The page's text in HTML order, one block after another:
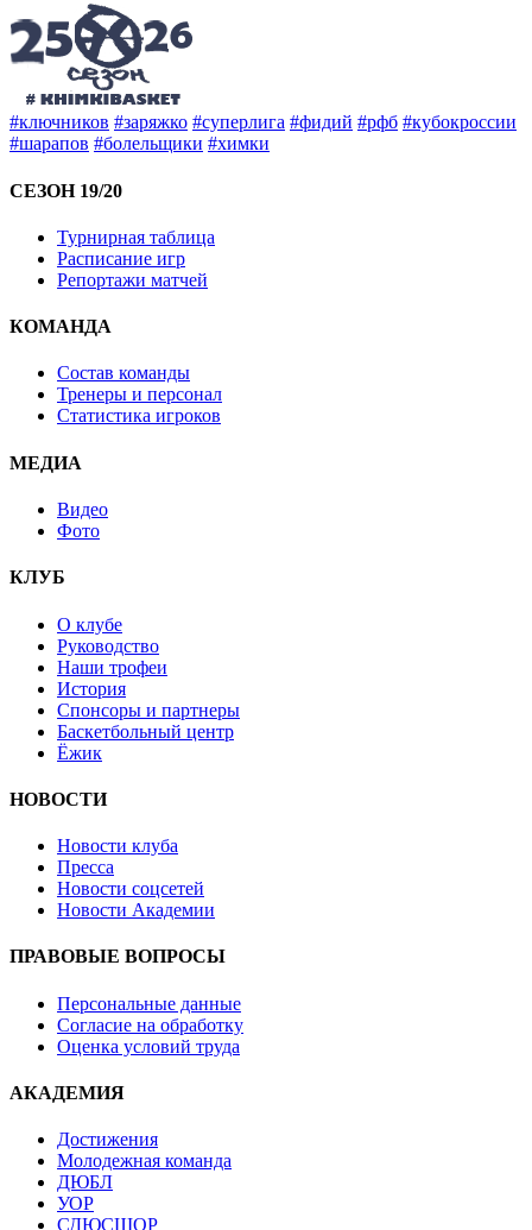
#ключников #заряжко #суперлига #фидий #рфб #кубокроссии
#шарапов #болельщики #химки
СЕЗОН 19/20
Турнирная таблица
Расписание игр
Репортажи матчей
КОМАНДА
Состав команды
Тренеры и персонал
Статистика игроков
МЕДИА
Видео
Фото
КЛУБ
О клубе
Руководство
Наши трофеи
История
Спонсоры и партнеры
Баскетбольный центр
Ёжик
НОВОСТИ
Новости клуба
Пресса
Новости соцсетей
Новости Академии
ПРАВОВЫЕ ВОПРОСЫ
Персональные данные
Согласие на обработку
Оценка условий труда
АКАДЕМИЯ
Достижения
Молодежная команда
ДЮБЛ
УОР
СДЮСШОР